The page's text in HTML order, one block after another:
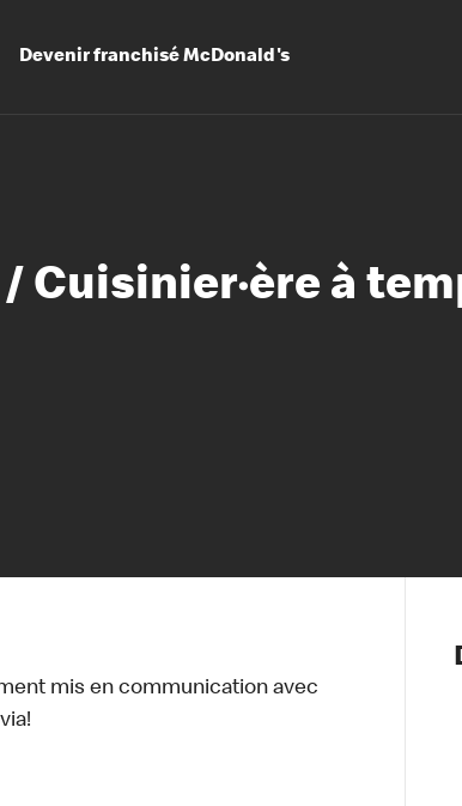
DevenirfranchiséMcDonald's
Les
Notre
Nos
Santé et
Cuisinier·ère à
mis en communication avec